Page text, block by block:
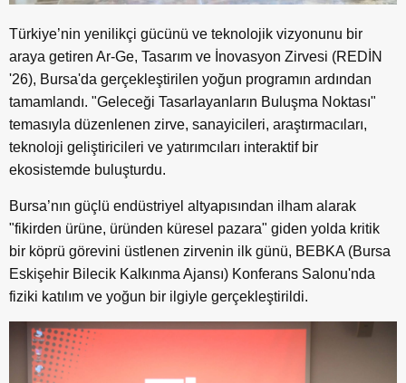
Türkiye’nin yenilikçi gücünü ve teknolojik vizyonunu bir
araya getiren Ar-Ge, Tasarım ve İnovasyon Zirvesi (REDİN
'26), Bursa'da gerçekleştirilen yoğun programın ardından
tamamlandı. "Geleceği Tasarlayanların Buluşma Noktası"
temasıyla düzenlenen zirve, sanayicileri, araştırmacıları,
teknoloji geliştiricileri ve yatırımcıları interaktif bir
ekosistemde buluşturdu.
Bursa’nın güçlü endüstriyel altyapısından ilham alarak
"fikirden ürüne, üründen küresel pazara" giden yolda kritik
bir köprü görevini üstlenen zirvenin ilk günü, BEBKA (Bursa
Eskişehir Bilecik Kalkınma Ajansı) Konferans Salonu'nda
fiziki katılım ve yoğun bir ilgiyle gerçekleştirildi.